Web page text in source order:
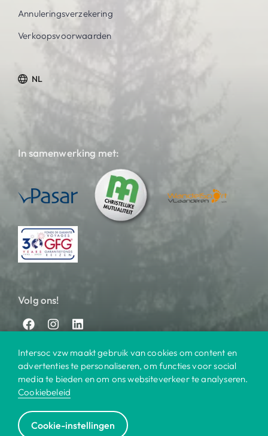
Annuleringsverzekering
Verkoopsvoorwaarden
NL
In samenwerking met:
Volg ons!
Bestemmingen | Contact
Intersoc vzw maakt gebruik van cookies om content en
advertenties te personaliseren, om functies voor social
media te bieden en om ons websiteverkeer te analyseren.
Cookiebeleid
Cookie-instellingen